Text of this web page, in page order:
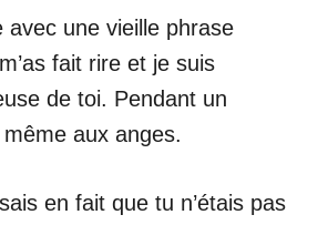
avec une vieille phrase
fait rire et je suis
de toi. Pendant un
même aux anges.
en fait que tu n’étais pas